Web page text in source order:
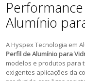
Alumínio
A Hyspex Tecnologia em
Perfil de Alumínio para
modelos e produtos para
exigentes aplicações da